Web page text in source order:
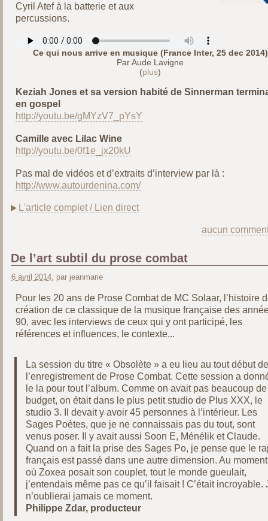
Cyril Atef à la batterie et aux
percussions.
Ce qui nous arrive en musique (France Inter, 25 dec 2014)
Par Aude Lavigne
(plus)
Keziah Jones et sa version habité de Sinnerman
en gospel
http://youtu.be/gMYzV7_pYsY
Camille avec Lilac Wine
http://youtu.be/0f1e_jx20kU
Pas mal de vidéos et d’extraits d’interview par là :
http://www.autourdenina.com/
L'article complet / Lien direct
aucun
De l’art subtil du prose combat
6 avril 2014, par jeanmarie
Pour les 20 ans de Prose Combat de MC Solaar, l’histoire
création de ce classique de la musique française des
90, avec les interviews de ceux qui y ont participé, les
références et influences, le contexte...
La session du titre « Obsolète » a eu lieu au tout début de
l’enregistrement de Prose Combat. Cette session a
le la pour tout l’album. Comme on avait pas beaucoup de
budget, on était dans le plus petit studio de Plus XXX, le
studio 3. Il devait y avoir 45 personnes à l’intérieur. Les
Sages Poètes, que je ne connaissais pas du tout, sont
venus poser. Il y avait aussi Soon E, Ménélik et Claude.
Quand on a fait la prise des Sages Po, je pense que le
français est passé dans une autre dimension. Au moment
où Zoxea posait son couplet, tout le monde gueulait,
j’entendais même pas ce qu’il faisait ! C’était incroyable.
n’oublierai jamais ce moment.
Philippe Zdar, producteur